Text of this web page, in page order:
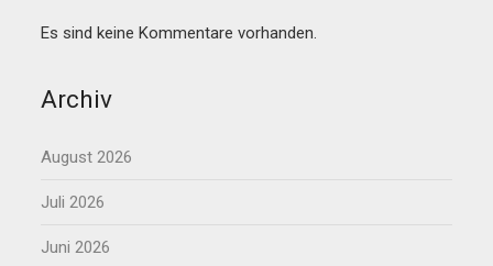
Es sind keine Kommentare vorhanden.
Archiv
August 2026
Juli 2026
Juni 2026